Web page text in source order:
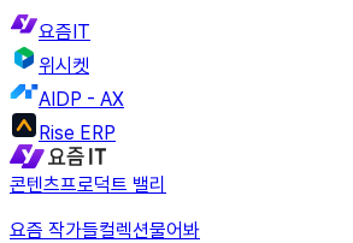
요즘IT
위시켓
AIDP - AX
Rise ERP
콘텐츠프로덕트 밸리
요즘 작가들컬렉션물어봐